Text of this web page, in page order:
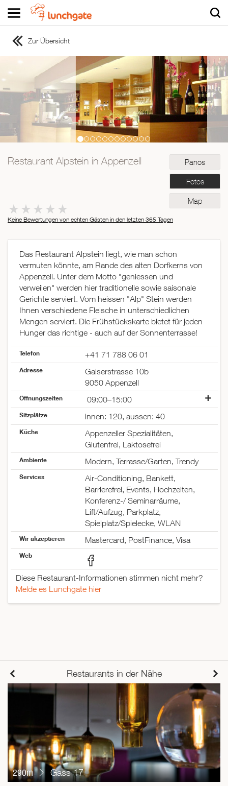
ZUR STARTSEITE
ZUR RESTAURANTSUCHE
Asiatisch
Italienisch
Französisch
Traditionell
Mexikanisch
Zur Übersicht
Panos
Fotos
Map
Restaurant Alpstein in Appenzell
Keine Bewertungen von echten Gästen in den letzten 365 Tagen
Das Restaurant Alpstein liegt, wie man schon
vermuten könnte, am Rande des alten Dorfkerns von
Appenzell. Unter dem Motto "geniessen und
verweilen" werden hier traditionelle sowie saisonale
Gerichte serviert. Vom heissen "Alp" Stein werden
Ihnen verschiedene Fleische in unterschiedlichen
Mengen serviert. Die Frühstückskarte bietet für jeden
Hunger das richtige - auch auf der Sonnenterrasse!
Telefon +41 71 788 06 01
Adresse
Gaiserstrasse 10b
9050 Appenzell
Öffnungszeiten
09:00–15:00
Montag
Mittwoch
Freitag
Sonntag
geschlossen
geschlossen
09:00–23:30
09:00–23:30
09:00–23:30
09:00–23:30
09:00–15:00
Sitzplätze innen: 120, aussen: 40
Küche
Appenzeller Spezialitäten,
Glutenfrei, Laktosefrei
Ambiente Modern, Terrasse/Garten, Trendy
Services
Air-Conditioning, Bankett,
Barrierefrei, Events, Hochzeiten,
Konferenz-/ Seminarräume,
Lift/Aufzug, Parkplatz,
Spielplatz/Spielecke, WLAN
Wir akzeptieren Mastercard, PostFinance, Visa
Web
Diese Restaurant-Informationen stimmen nicht mehr?
Melde es Lunchgate hier
Restaurants in der Nähe
290m Gass 17